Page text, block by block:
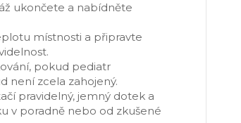
ukončete a nabídněte
místnosti a připravte
pokud pediatr
není zcela zahojený.
pravidelný, jemný dotek a
v poradně nebo od zkušené